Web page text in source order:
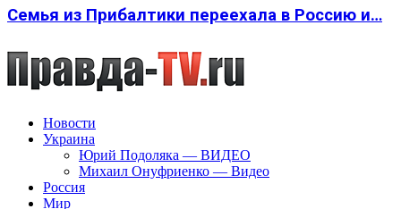
Семья из Прибалтики переехала в Россию и…
Новости
Украина
Юрий Подоляка — ВИДЕО
Михаил Онуфриенко — Видео
Россия
Мир